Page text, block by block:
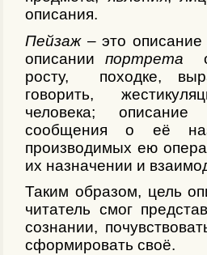
описания.
Пейзаж– это описание
описании портрета
росту, походке,
говорить,
человека;
сообщения о её
производимых ею
их назначении и
Таким образом, цель
читатель смог
сознании,
сформировать своё.